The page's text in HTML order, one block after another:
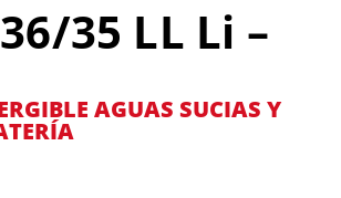
35 LL Li –
AGUAS SUCIAS Y